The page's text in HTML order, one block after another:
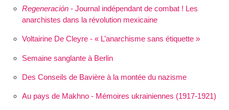
Regeneración- Journal indépendant de combat ! Les
anarchistes dans la révolution mexicaine
Voltairine De Cleyre - « L’anarchisme sans étiquette »
Semaine sanglante à Berlin
Des Conseils de Bavière à la montée du nazisme
Au pays de Makhno - Mémoires ukrainiennes (1917-1921)